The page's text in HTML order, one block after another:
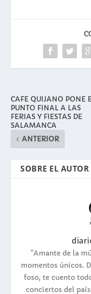
CAFE QUIJANO PONE
PUNTO FINAL A LAS
FERIAS Y FIESTAS DE
SALAMANCA
ANTERIOR
SOBRE EL AUTOR
"Amante de la
momentos únicos.
foso, te cuento
conciertos del